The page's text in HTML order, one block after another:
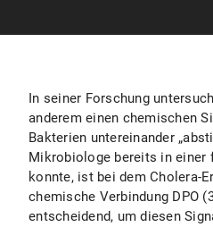
In seiner Forschung
anderem einen chemischen
Bakterien untereinander
Mikrobiologe bereits in einer
konnte, ist bei dem Cholera-
chemische Verbindung DPO
entscheidend, um diesen